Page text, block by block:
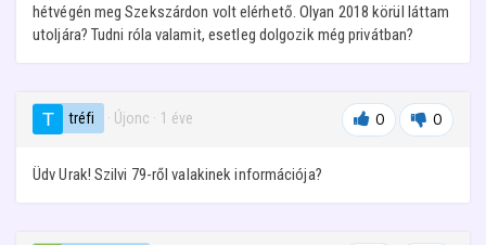
hétvégén meg Szekszárdon volt elérhető. Olyan 2018 körül láttam
utoljára? Tudni róla valamit, esetleg dolgozik még privátban?
tréfi · Újonc · 1 éve 0 0
Üdv Urak! Szilvi 79-ről valakinek információja?